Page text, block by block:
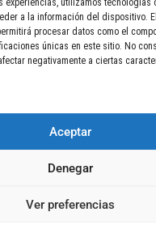
experiencias, utilizamos tecnologías
a la información del dispositivo.
procesar datos como el
únicas en este sitio. No
negativamente a ciertas
Aceptar
Denegar
Ver preferencias
de Álava,
Vitoria-
Vasco
en el
de Álavay
.